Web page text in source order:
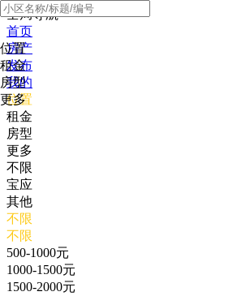
全局导航
首页
房产
发布
我的
位置
租金
房型
更多
位置
租金
房型
更多
不限
宝应
其他
不限
不限
500-1000元
1000-1500元
1500-2000元